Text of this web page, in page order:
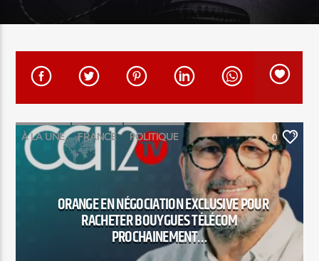
EN CE MOMENT
À LA UNE FRANCE POLITIQUE
SOCIÉTÉ
0
ORANGE EN NÉGOCIATION EXCLUSIVE POUR
RACHETER BOUYGUES TÉLÉCOM
PROCHAINEMENT…